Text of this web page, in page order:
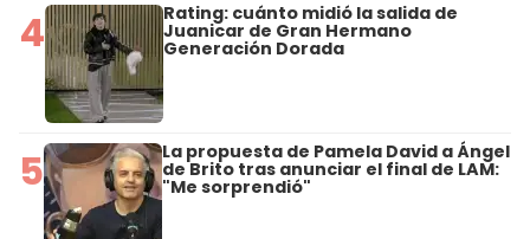
4 Rating: cuánto midió la salida de
Juanicar de Gran Hermano
Generación Dorada
5 La propuesta de Pamela David a Ángel
de Brito tras anunciar el final de LAM:
"Me sorprendió"